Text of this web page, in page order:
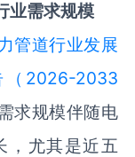
业需求规模
管道行业发展
2026-2033
求规模伴随电
，尤其是近五